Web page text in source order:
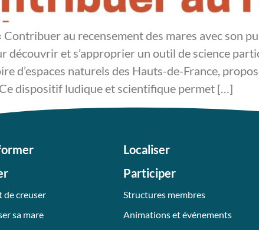
Contribuer au recensement des mares avec son
découvrir et s’approprier un outil de science
d’espaces naturels des Hauts-de-France,
dispositif ludique et scientifique permet […]
de creuser
sa mare
Localiser
Participer
Structures membres
Animations et événements